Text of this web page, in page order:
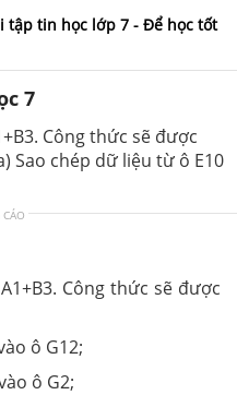
tập tin học lớp 7 - Để học tốt
7
Công thức sẽ được
Sao chép dữ liệu từ ô E10
Công thức sẽ được
ô G12;
ô G2;